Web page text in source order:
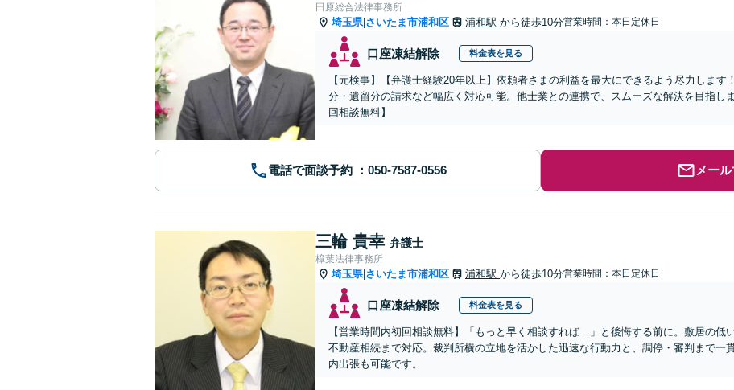
田原総合法律事務所
埼玉県| さいたま市浦和区 浦和駅 から徒歩10分営業時間：本日定休日
口座凍結解除 料金表を見る
【元検事】【弁護士経験20年以上】依頼者さまの利益を最大にできるよう尽力しま
分・遺留分の請求など幅広く対応可能。他士業との連携で、スムーズな解決を目指し
回相談無料】
電話で面談予約 メー
三輪 貴幸 弁護士
樟葉法律事務所
埼玉県| さいたま市浦和区 浦和駅 から徒歩10分営業時間：本日定休日
口座凍結解除 料金表を見る
【営業時間内初回相談無料】「もっと早く相談すれば…」と後悔する前に。敷居の低
不動産相続まで対応。裁判所横の立地を活かした迅速な行動力と、調停・審判まで一
内出張も可能です。